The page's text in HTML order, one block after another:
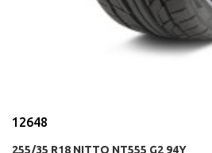
12648
255/35 R18 NITTO NT555 G2 94Y